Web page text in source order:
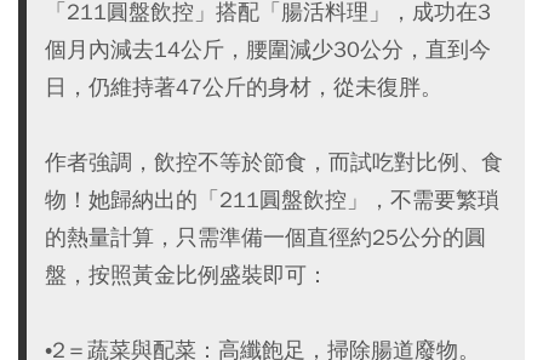
「211圓盤飲控」搭配「腸活料理」，成功在3
個月內減去14公斤，腰圍減少30公分，直到今
日，仍維持著47公斤的身材，從未復胖。
作者強調，飲控不等於節食，而試吃對比例、食
物！她歸納出的「211圓盤飲控」，不需要繁瑣
的熱量計算，只需準備一個直徑約25公分的圓
盤，按照黃金比例盛裝即可：
•2＝蔬菜與配菜：高纖飽足，掃除腸道廢物。